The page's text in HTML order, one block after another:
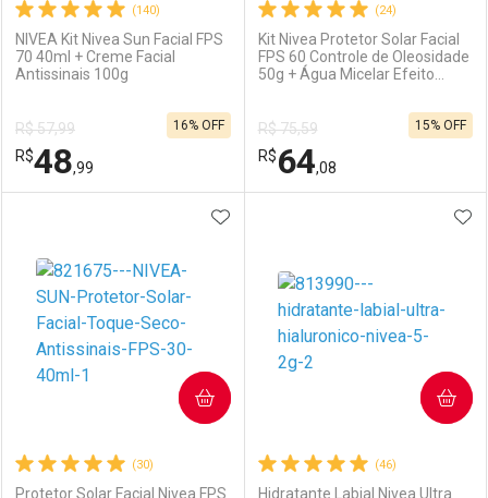
Comprar sem Desconto
Por R$ 8,60/cada
Comprar sem Desconto
Por R$ 8,60/cada
Comprar sem Desconto
Por R$ 70,80/cada
Comprar sem Desconto
Por R$ 70,80/cada
(140)
NIVEA Kit Nivea Sun Facial FPS
70 40ml + Creme Facial
Antissinais 100g
R$ 57,99
R$48,99
16% OFF
Laboratório
Por Menos
(24)
Kit Nivea Protetor Solar Facial
FPS 60 Controle de Oleosidade
50g + Água Micelar Efeito
R$ 75,59
R$64,08
15% OFF
Laboratório
Por Menos
(30)
Protetor Solar Facial Nivea FPS
ADICIONAR AOS FAVORITOS
COMPRAR
(46)
Hidratante Labial Nivea Ultra
COMPRAR